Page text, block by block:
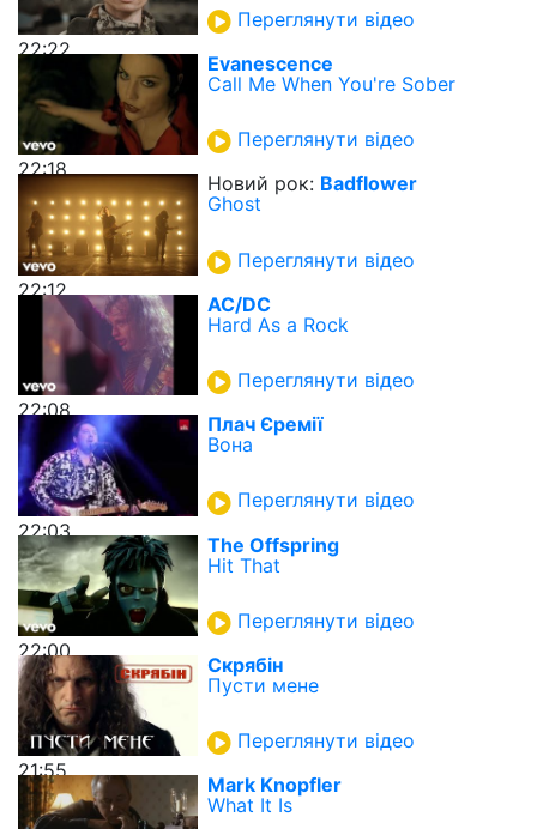
22:22
Переглянути відео
22:18
Evanescence
Call Me When You're Sober
Переглянути відео
22:12
Новий рок: Badflower
Ghost
Переглянути відео
22:08
AC/DC
Hard As a Rock
Переглянути відео
22:03
Плач Єремії
Вона
Переглянути відео
22:00
The Offspring
Hit That
Переглянути відео
21:55
Скрябін
Пусти мене
Переглянути відео
Mark Knopfler
What It Is